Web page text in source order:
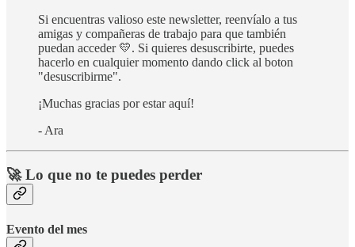
Si encuentras valioso este newsletter, reenvíalo a tus
amigas y compañeras de trabajo para que también
puedan acceder 💛. Si quieres desuscribirte, puedes
hacerlo en cualquier momento dando click al boton
"desuscribirme".
¡Muchas gracias por estar aquí!
- Ara
🚀 Lo que no te puedes perder
Evento del mes